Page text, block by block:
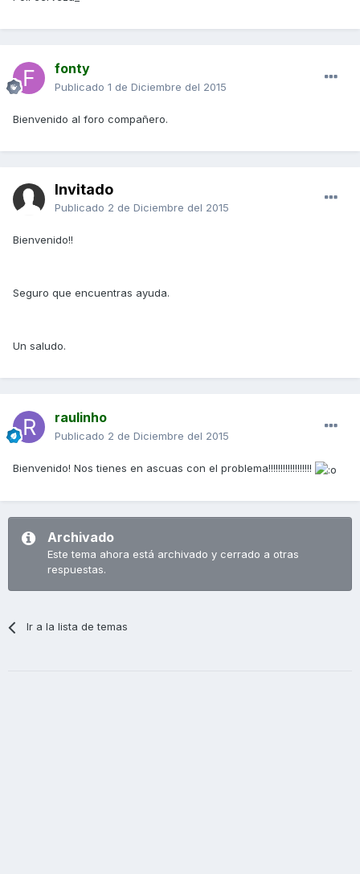
fonty
Publicado 1 de Diciembre del 2015
Bienvenido al foro compañero.
Invitado
Publicado 2 de Diciembre del 2015
Bienvenido!!
Seguro que encuentras ayuda.
Un saludo.
raulinho
Publicado 2 de Diciembre del 2015
Bienvenido! Nos tienes en ascuas con el problema!!!!!!!!!!!!!!!!!!
Archivado
Este tema ahora está archivado y cerrado a otras
respuestas.
Ir a la lista de temas